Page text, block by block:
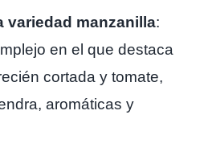
variedad manzanilla:
en el que destaca
cortada y tomate,
aromáticas y